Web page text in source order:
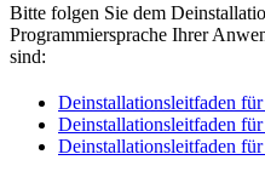
Bitte folgen Sie dem
Programmiersprache Ihrer
sind:
Deinstallationsleitfaden
Deinstallationsleitfaden
Deinstallationsleitfaden